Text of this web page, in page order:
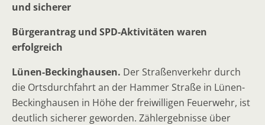
und sicherer
Bürgerantrag und SPD-Aktivitäten waren
erfolgreich
Lünen-Beckinghausen. Der Straßenverkehr durch
die Ortsdurchfahrt an der Hammer Straße in Lünen-
Beckinghausen in Höhe der freiwilligen Feuerwehr, ist
deutlich sicherer geworden. Zählergebnisse über